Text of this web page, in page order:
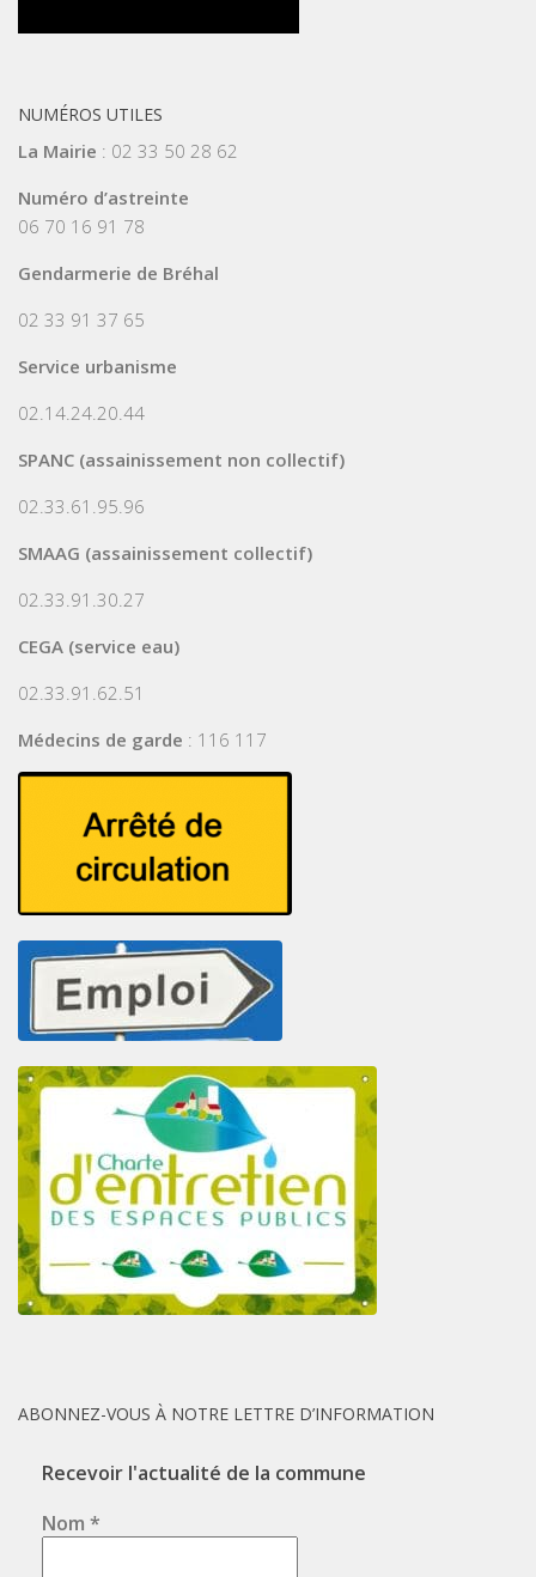
NUMÉROS UTILES
La Mairie : 02 33 50 28 62
Numéro d’astreinte
06 70 16 91 78
Gendarmerie de Bréhal
02 33 91 37 65
Service urbanisme
02.14.24.20.44
SPANC (assainissement non collectif)
02.33.61.95.96
SMAAG (assainissement collectif)
02.33.91.30.27
CEGA (service eau)
02.33.91.62.51
Médecins de garde : 116 117
ABONNEZ-VOUS À NOTRE LETTRE D’INFORMATION
Recevoir l'actualité de la commune
Nom *